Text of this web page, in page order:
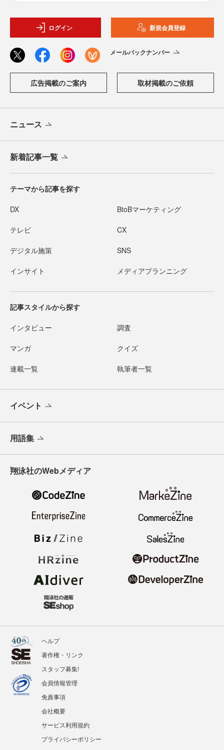
ログイン 新規会員登録
メールバックナンバー
広告掲載のご案内 取材掲載のご依頼
ニュース
新着記事一覧
テーマから記事を探す
DX BtoBマーケティング
テレビ CX
デジタル施策 SNS
インサイト メディアプランニング
記事スタイルから探す
インタビュー 調査
マンガ クイズ
連載一覧 執筆者一覧
イベント
用語集
翔泳社のWebメディア
ヘルプ
著作権・リンク
スタッフ募集!
会員情報管理
免責事項
会社概要
サービス利用規約
プライバシーポリシー